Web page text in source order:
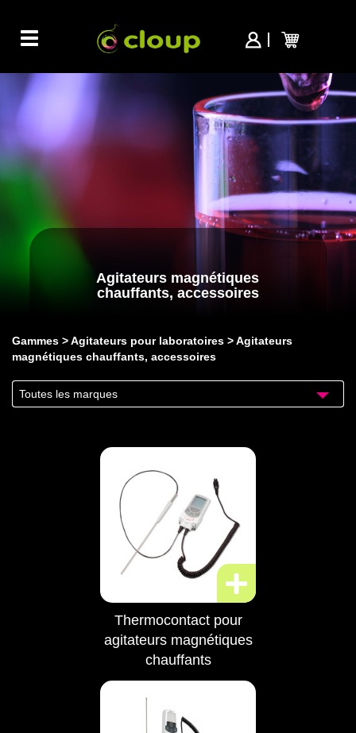
Toggle
navigation
Agitateurs magnétiques
chauffants, accessoires
Gammes Agitateurs pour laboratoires
Agitateurs
magnétiques chauffants, accessoires
Toutes les marques
Thermocontact pour
agitateurs magnétiques
chauffants